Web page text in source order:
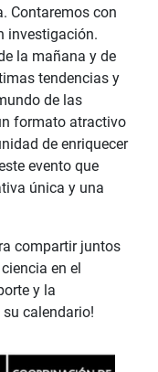
Contaremos con
investigación.
la mañana y de
tendencias y
de las
formato atractivo
de enriquecer
evento que
única y una
compartir juntos
en el
y la
su calendario!